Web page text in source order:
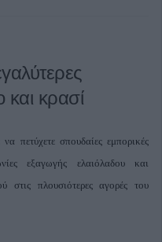
και κρασί
να πετύχετε σπουδαίες εμπορικές
εξαγωγής ελαιόλαδου και
στις πλουσιότερες αγορές του